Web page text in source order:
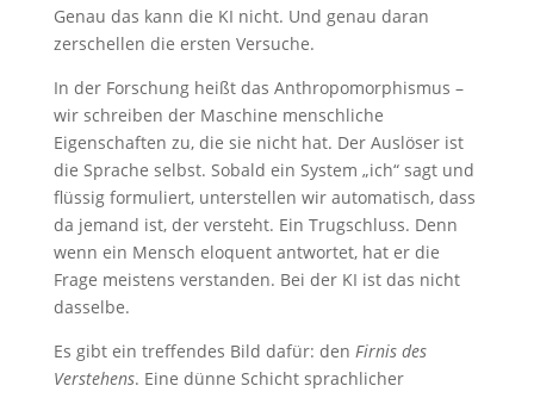
Genau das kann die KI nicht. Und genau daran
zerschellen die ersten Versuche.
In der Forschung heißt das Anthropomorphismus –
wir schreiben der Maschine menschliche
Eigenschaften zu, die sie nicht hat. Der Auslöser ist
die Sprache selbst. Sobald ein System „ich“ sagt und
flüssig formuliert, unterstellen wir automatisch, dass
da jemand ist, der versteht. Ein Trugschluss. Denn
wenn ein Mensch eloquent antwortet, hat er die
Frage meistens verstanden. Bei der KI ist das nicht
dasselbe.
Es gibt ein treffendes Bild dafür: den Firnis des
Verstehens. Eine dünne Schicht sprachlicher